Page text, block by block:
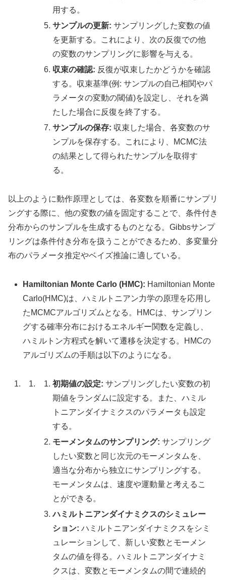
用する。
サンプルの更新: サンプリングした変数の値
を更新する。これにより、次の反復での他
の変数のサンプリングに影響を与える。
収束の確認: 反復が収束したかどうかを確認
する。収束基準(例: サンプルの自己相関やパ
ラメータの変動の閾値)を設定し、それを満
たした場合に反復を終了する。
サンプルの保存: 収束した場合、各変数のサ
ンプルを保存する。これにより、MCMC法
の結果として得られたサンプルを取得す
る。
以上のように動作原理としては、各変数を順番にサンプリ
ングする際に、他の変数の値を固定することで、条件付き
分布からのサンプルを生成するものとなる。Gibbsサンプ
リングは条件付き分布を扱うことができるため、多変量分
布のパラメータ推定やベイズ推論に適している。
Hamiltonian Monte Carlo (HMC): Hamiltonian Monte
Carlo(HMC)は、ハミルトニアン力学の原理を応用し
たMCMCアルゴリズムとなる。HMCは、サンプリン
グする確率分布におけるエネルギー関数を定義し、
ハミルトン方程式を解いて遷移を決定する。HMCの
アルゴリズムの手順は以下のようになる。
初期値の設定: サンプリングしたい変数の初
期値をランダムに設定する。また、ハミル
トニアンダイナミクスのパラメータも設定
する。
モーメンタムのサンプリング: サンプリング
したい変数と同じ次元のモーメンタムを、
適当な分布から独立にサンプリングする。
モーメンタムは、速度や運動量と考えるこ
とができる。
ハミルトニアンダイナミクスのシミュレー
ション: ハミルトニアンダイナミクスをシミ
ュレーションして、新しい変数とモーメン
タムの値を得る。ハミルトニアンダイナミ
クスは、変数とモーメンタムの間で連続的